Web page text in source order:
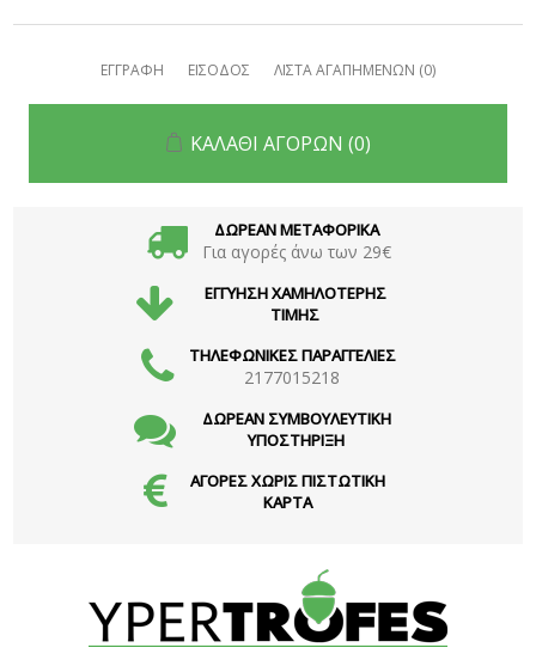
ΕΓΓΡΑΦΗ ΕΙΣΟΔΟΣ ΛΙΣΤΑ ΑΓΑΠΗΜΕΝΩΝ (0)
ΚΑΛΑΘΙ ΑΓΟΡΩΝ (0)
ΔΩΡΕΑΝ ΜΕΤΑΦΟΡΙΚΑ
Για αγορές άνω των 29€
ΕΓΓΥΗΣΗ ΧΑΜΗΛΟΤΕΡΗΣ
ΤΙΜΗΣ
ΤΗΛΕΦΩΝΙΚΕΣ ΠΑΡΑΓΓΕΛΙΕΣ
2177015218
ΔΩΡΕΑΝ ΣΥΜΒΟΥΛΕΥΤΙΚΗ
ΥΠΟΣΤΗΡΙΞΗ
ΑΓΟΡΕΣ ΧΩΡΙΣ ΠΙΣΤΩΤΙΚΗ
ΚΑΡΤΑ